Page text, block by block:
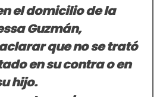
el domicilio de la
Guzmán,
que no se trató
en su contra o en
hijo.